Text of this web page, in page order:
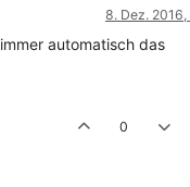
8. Dez. 2016,
automatisch das
0